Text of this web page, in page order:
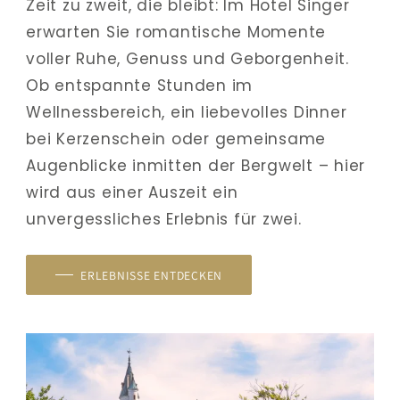
Zeit zu zweit, die bleibt: Im Hotel Singer
erwarten Sie romantische Momente
voller Ruhe, Genuss und Geborgenheit.
Ob entspannte Stunden im
Wellnessbereich, ein liebevolles Dinner
bei Kerzenschein oder gemeinsame
Augenblicke inmitten der Bergwelt – hier
wird aus einer Auszeit ein
unvergessliches Erlebnis für zwei.
ERLEBNISSE ENTDECKEN